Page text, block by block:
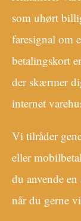
som uhørt
faresignal om
betalingskort
der skærmer
internet
Vi tilråder
eller
du anvende
når du gerne